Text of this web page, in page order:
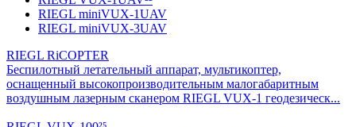
RIEGL miniVUX-1UAV
RIEGL miniVUX-3UAV
RIEGL RiCOPTER
Беспилотный летательный аппарат, мультикоптер,
оснащенный высокопроизводительным малогабаритным
воздушным лазерным сканером RIEGL VUX-1 геодезическ...